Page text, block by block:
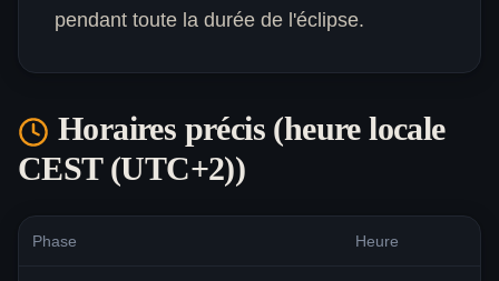
pendant toute la durée de l'éclipse.
Horaires précis (heure locale
CEST (UTC+2))
Phase Heure